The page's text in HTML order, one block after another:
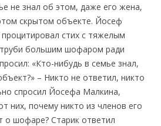
не знал об этом, даже его жена,
скрытом объекте. Йосеф
стих с тяжелым
большим шофаром ради
«Кто-нибудь в семье знал,
– Никто не ответил, никто
спросил Йосефа Малкина,
них, почему никто из членов его
о шофаре? Старик ответил